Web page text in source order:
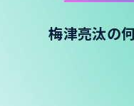
梅津亮汰の